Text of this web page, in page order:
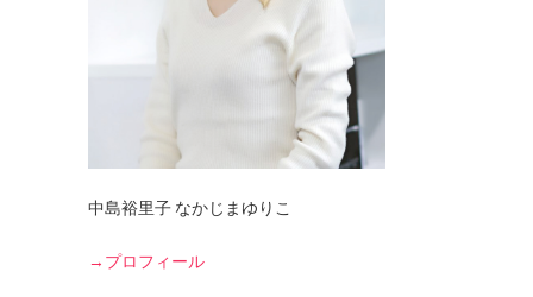
中島裕里子 なかじまゆりこ
→プロフィール